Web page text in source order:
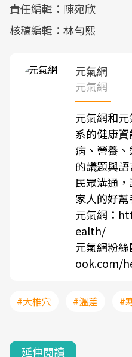
責任編輯：陳宛欣
核稿編輯：林勻熙
元氣網
元氣網
元氣網和
系的健康
病、營養
的議題與
民眾溝通
家人的好幫
元氣網：
ealth/
元氣網粉絲
ook.com/
#大椎穴 #溫差 #
延伸閱讀